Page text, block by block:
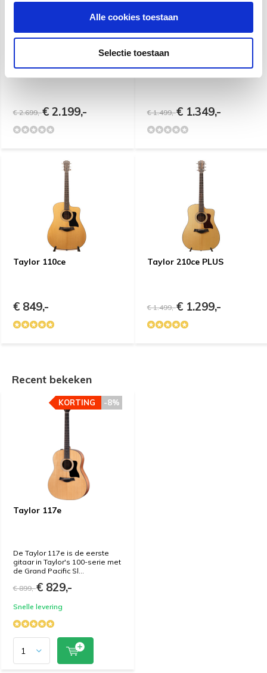
Alle cookies toestaan
Selectie toestaan
Taylor 327e
€ 2.699,-€ 2.199,-
Taylor 212ce PLUS
€ 1.499,-€ 1.349,-
Taylor 110ce
€ 849,-
Taylor 210ce PLUS
€ 1.499,-€ 1.299,-
Recent bekeken
Taylor 117e
-8%
KORTING
De Taylor 117e is de eerste
gitaar in Taylor's 100-serie met
de Grand Pacific Sl...
€ 899,-€ 829,-
Snelle levering